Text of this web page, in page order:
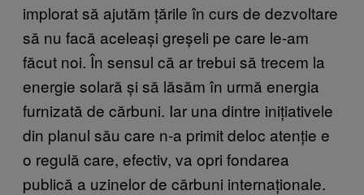
implorat să ajutăm țările în curs de dezvoltare
să nu facă aceleași greșeli pe care le-am
făcut noi. În sensul că ar trebui să trecem la
energie solară și să lăsăm în urmă energia
furnizată de cărbuni. Iar una dintre inițiativele
din planul său care n-a primit deloc atenție e
o regulă care, efectiv, va opri fondarea
publică a uzinelor de cărbuni internaționale.